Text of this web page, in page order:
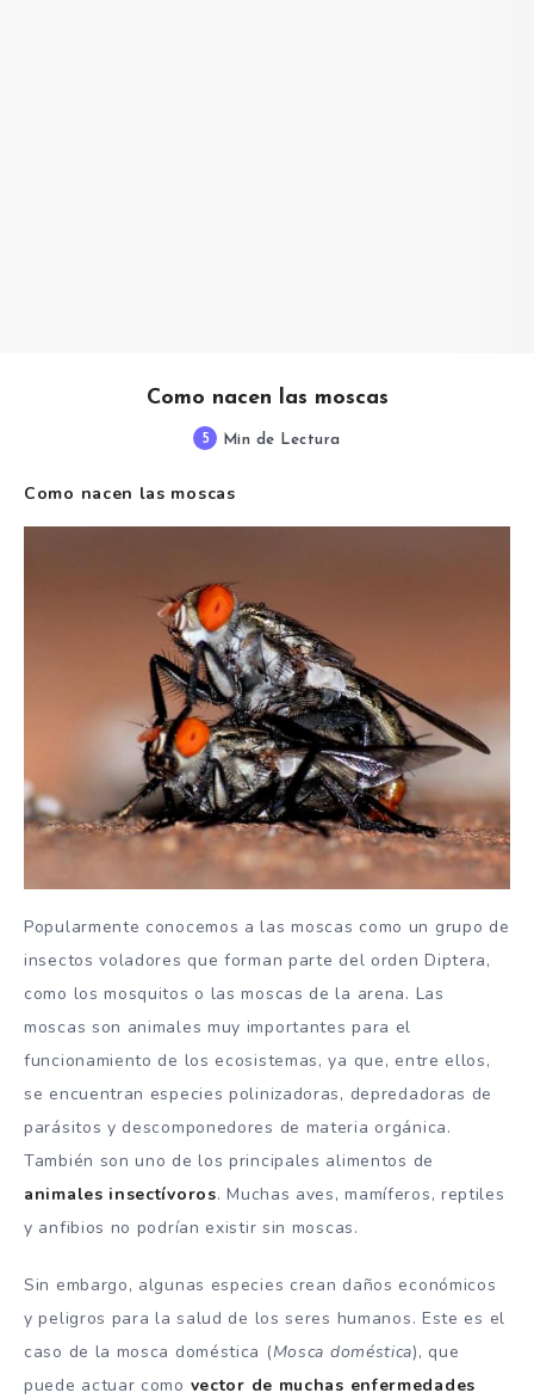
Como nacen las moscas
5 Min de Lectura
Como nacen las moscas
Popularmente conocemos a las moscas como un grupo de
insectos voladores que forman parte del orden Diptera,
como los mosquitos o las moscas de la arena. Las
moscas son animales muy importantes para el
funcionamiento de los ecosistemas, ya que, entre ellos,
se encuentran especies polinizadoras, depredadoras de
parásitos y descomponedores de materia orgánica.
También son uno de los principales alimentos de
animales insectívoros. Muchas aves, mamíferos, reptiles
y anfibios no podrían existir sin moscas.
Sin embargo, algunas especies crean daños económicos
y peligros para la salud de los seres humanos. Este es el
caso de la mosca doméstica (Mosca doméstica), que
puede actuar como vector de muchas enfermedades